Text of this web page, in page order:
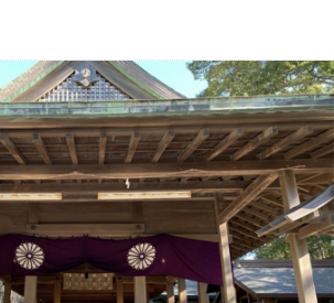
ション。おふたりはもちろん、ご家族やゲスト
一日となることでしょう。